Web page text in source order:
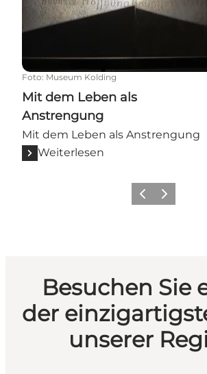
Foto: Museum Kolding
Mit dem Leben als
Anstrengung
Mit dem Leben als Anstrengung
Weiterlesen
Vorherige Folie
Nächste
Besuchen Sie
der
unserer